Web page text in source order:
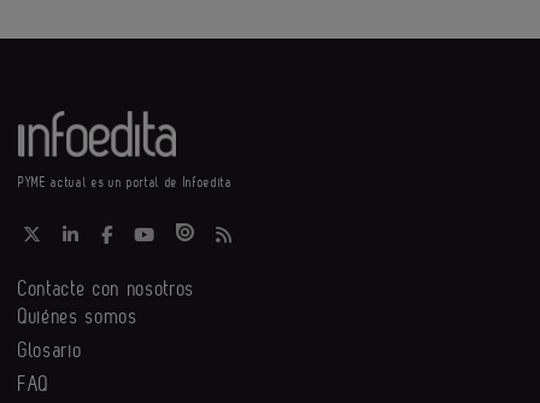
PYME actual es un portal de Infoedita
Contacte con nosotros
Quiénes somos
Glosario
FAQ